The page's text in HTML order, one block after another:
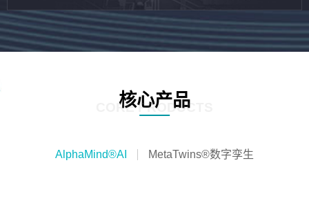
核心产品
CORE PRODUCTS
AlphaMind®AI MetaTwins®数字孪生